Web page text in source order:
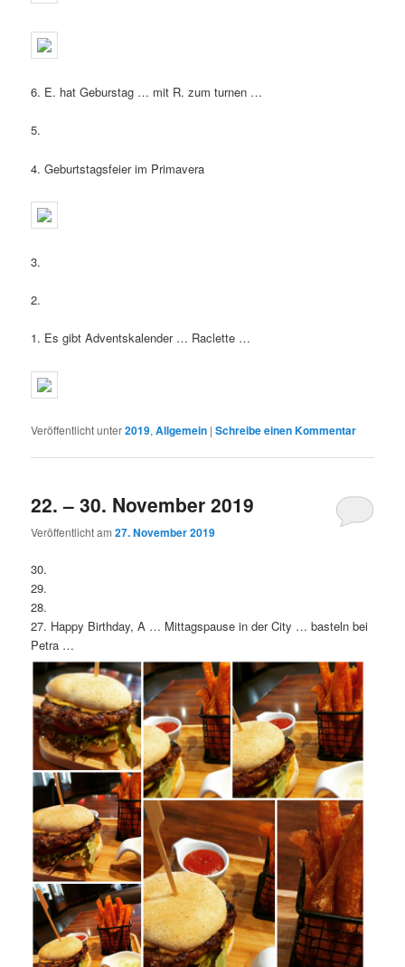
6. E. hat Geburstag … mit R. zum turnen …
5.
4. Geburtstagsfeier im Primavera
3.
2.
1. Es gibt Adventskalender … Raclette …
Veröffentlicht unter2019,Allgemein |Schreibe einen Kommentar
22. – 30. November 2019
Veröffentlicht am27. November 2019
30.
29.
28.
27. Happy Birthday, A … Mittagspause in der City … basteln bei
Petra …